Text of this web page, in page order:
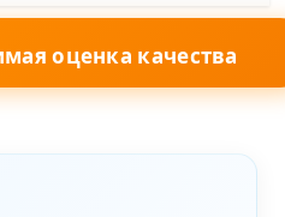
оценка качества